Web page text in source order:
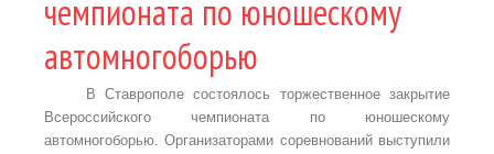
чемпионата по юношескому
автомногоборью
В Ставрополе состоялось торжественное закрытие
Всероссийского чемпионата по юношескому
автомногоборью. Организаторами соревнований выступили